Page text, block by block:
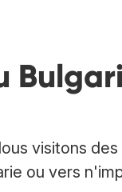
visitons
ou vers